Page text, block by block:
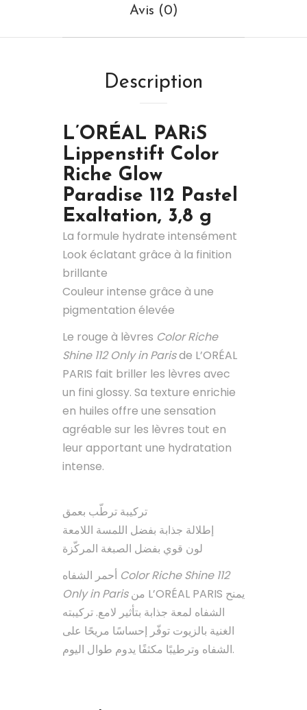
Avis (0)
Description
L’ORÉAL PARiS
Lippenstift Color
Riche Glow
Paradise 112 Pastel
Exaltation, 3,8 g
La formule hydrate intensément
Look éclatant grâce à la finition
brillante
Couleur intense grâce à une
pigmentation élevée
Le rouge à lèvres Color Riche
Shine 112 Only in Parisde L’ORÉAL
PARIS fait briller les lèvres avec
un fini glossy. Sa texture enrichie
en huiles offre une sensation
agréable sur les lèvres tout en
leur apportant une hydratation
intense.
تركيبة ترطّب بعمق
إطلالة جذابة بفضل اللمسة اللامعة
لون قوي بفضل الصبغة المركّزة
Color Riche Shine 112
Only in Parisمن L’ORÉAL PARIS يمنح
الشفاه لمعة جذابة بتأثير لامع. تركيبته
الغنية بالزيوت توفّر إحساسًا مريحًا على
الشفاه وترطيبًا مكثفًا يدوم طوال اليوم.